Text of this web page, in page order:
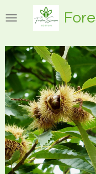
direct
de
hoofdinhoud